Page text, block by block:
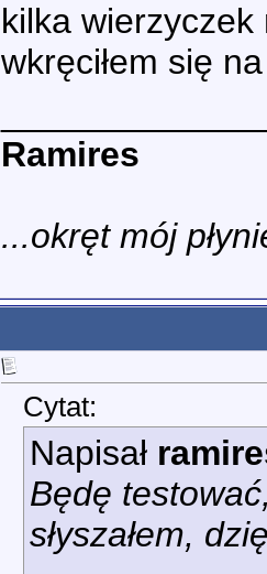
kilka
wkręciłem się
Ramires
...okręt mój
Cytat:
Napisał
Będę
słyszałem,